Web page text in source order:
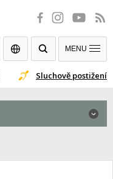
Sluchově postižení
MENU